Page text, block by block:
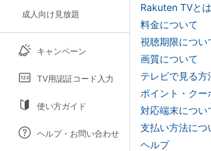
成人向け見放題
キャンペーン
TV用認証コード入力
使い方ガイド
ヘルプ・お問い合わせ
Rakuten TVとは
料金について
視聴期限につい
画質について
テレビで見る方
ポイント・クー
対応端末につい
支払い方法につ
ヘルプ